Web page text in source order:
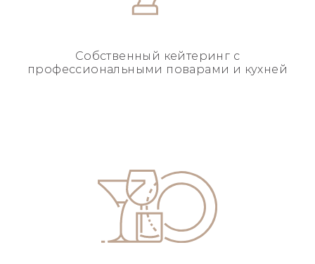
Собственный кейтеринг с
профессиональными поварами и кухней